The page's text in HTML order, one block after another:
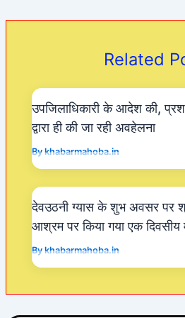
b
k
A
a
m
Related
उपजिलाधिकारी के आदेश की,
द्वारा ही की जा रही अवहेलना
Bykhabarmahoba.in
देवउठनी ग्यास के शुभ अवसर पर
आश्रम पर किया गया एक
Bykhabarmahoba.in